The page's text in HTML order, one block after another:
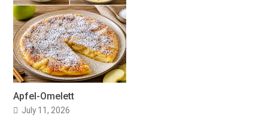
Apfel-Omelett
July 11, 2026